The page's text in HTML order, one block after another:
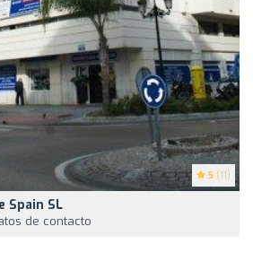
5 (11)
Spain SL
de contacto